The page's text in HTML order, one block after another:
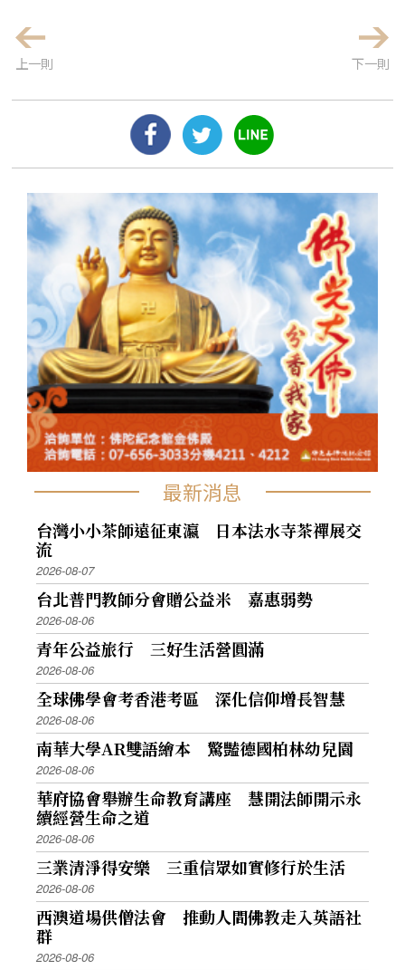
上一則 下一則
最新消息
台灣小小茶師遠征東瀛 日本法水寺茶禪展交
流
2026-08-07
台北普門教師分會贈公益米 嘉惠弱勢
2026-08-06
青年公益旅行 三好生活營圓滿
2026-08-06
全球佛學會考香港考區 深化信仰增長智慧
2026-08-06
南華大學AR雙語繪本 驚豔德國柏林幼兒園
2026-08-06
華府協會舉辦生命教育講座 慧開法師開示永
續經營生命之道
2026-08-06
三業清淨得安樂 三重信眾如實修行於生活
2026-08-06
西澳道場供僧法會 推動人間佛教走入英語社
群
2026-08-06